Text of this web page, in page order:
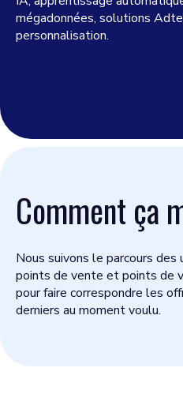
mégadonnées, solutions
personnalisation.
Comment ça
Nous suivons le parcours
points de vente et points de
pour faire correspondre les
derniers au moment voulu.